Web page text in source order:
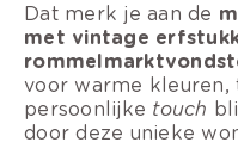
Dat merk je aan de
met vintage
voor warme kleuren,
persoonlijke touch
door deze unieke